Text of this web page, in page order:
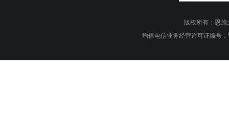
版权所有：恩施
增值电信业务经营许可证编号：